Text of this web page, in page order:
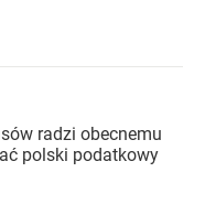
radzi obecnemu
polski podatkowy